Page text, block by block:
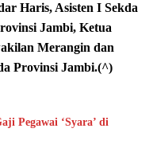
Haris, Asisten I Sekda
Jambi, Ketua
Merangin dan
Provinsi Jambi.(^)
Pegawai ‘Syara’ di